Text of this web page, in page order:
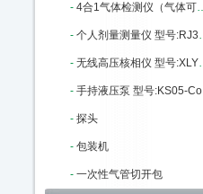
- 4合1气体检测仪（气体可选） 型号:ZA01-KP836 CO/NH3/02/EX库号：M404191
- 个人剂量测量仪 型号:RJ31-RJ31-8108库号：M405559
- 无线高压核相仪 型号:XLYF-GH-6603库号：M341389
- 手持液压泵 型号:KS05-ConST131库号：M404593
- 探头
- 包装机
- 一次性气管切开包